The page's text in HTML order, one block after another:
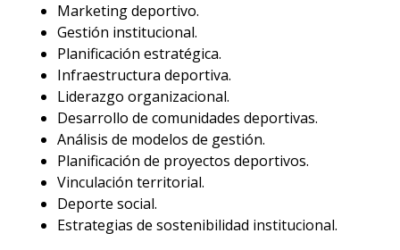
Marketing deportivo.
Gestión institucional.
Planificación estratégica.
Infraestructura deportiva.
Liderazgo organizacional.
Desarrollo de comunidades deportivas.
Análisis de modelos de gestión.
Planificación de proyectos deportivos.
Vinculación territorial.
Deporte social.
Estrategias de sostenibilidad institucional.